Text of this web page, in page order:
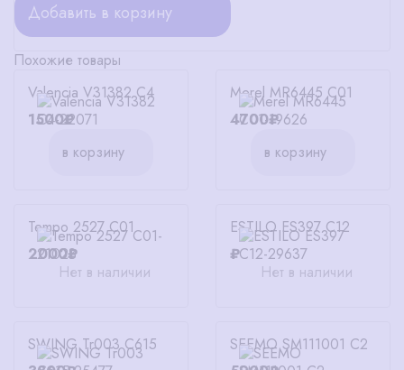
Добавить в корзину
Похожие товары
Valencia V31382 C4
1500₽
в корзину
Merel MR6445 C01
4700₽
в корзину
Tempo 2527 C01
2000₽
Нет в наличии
ESTILO ES397 C12
₽
Нет в наличии
SWING Tr003 C615
SEEMO SM111001 C2